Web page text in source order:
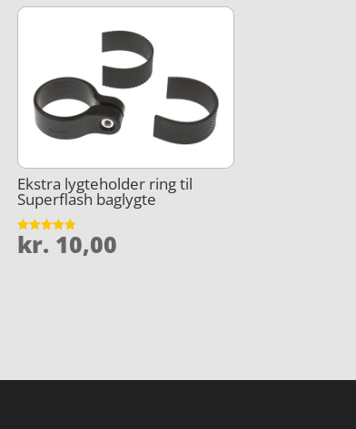
Ekstra lygteholder ring til
Superflash baglygte
Vurderet
4.8
kr. 10,00